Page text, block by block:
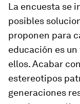
La encuesta se
posibles
proponen para
educación es
ellos. Acabar
estereotipos
generaciones